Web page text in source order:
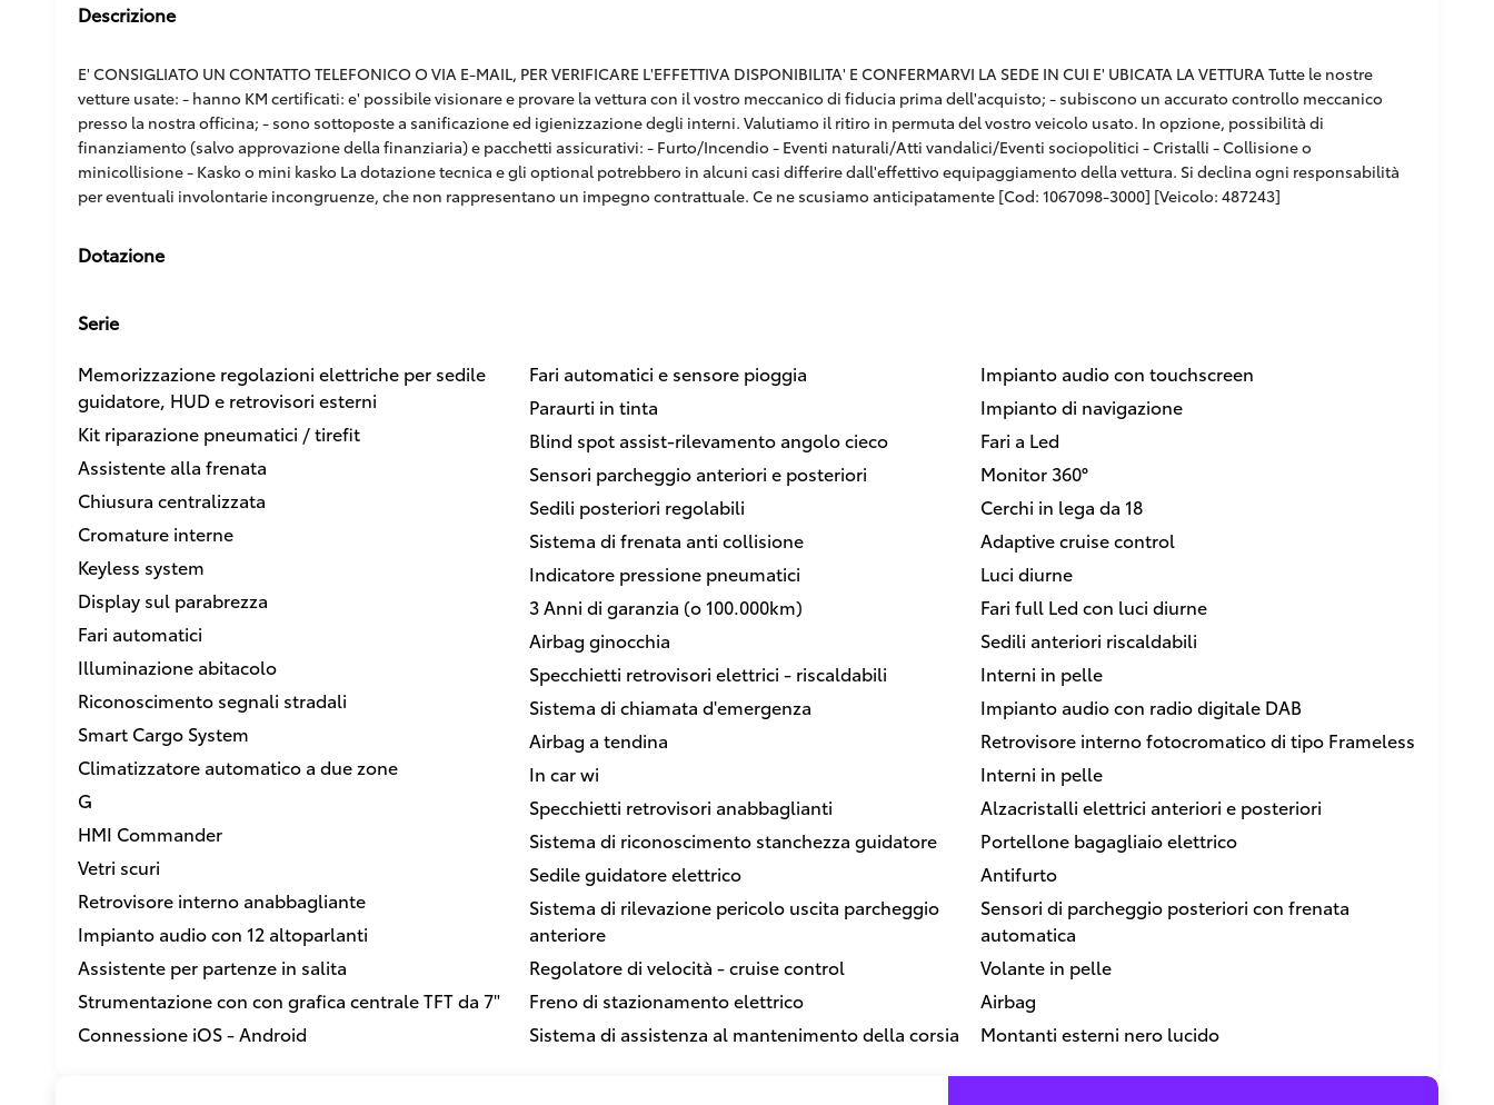
Descrizione
E' CONSIGLIATO UN CONTATTO TELEFONICO O VIA E-MAIL, PER VERIFICARE L'EFFETTIVA DISPONIBILITA' E CONFERMARVI LA SEDE IN CUI E' UBICATA LA VETTURA Tutte le nostre
vetture usate: - hanno KM certificati: e' possibile visionare e provare la vettura con il vostro meccanico di fiducia prima dell'acquisto; - subiscono un accurato controllo meccanico
presso la nostra officina; - sono sottoposte a sanificazione ed igienizzazione degli interni. Valutiamo il ritiro in permuta del vostro veicolo usato. In opzione, possibilità di
finanziamento (salvo approvazione della finanziaria) e pacchetti assicurativi: - Furto/Incendio - Eventi naturali/Atti vandalici/Eventi sociopolitici - Cristalli - Collisione o
minicollisione - Kasko o mini kasko La dotazione tecnica e gli optional potrebbero in alcuni casi differire dall'effettivo equipaggiamento della vettura. Si declina ogni responsabilità
per eventuali involontarie incongruenze, che non rappresentano un impegno contrattuale. Ce ne scusiamo anticipatamente [Cod: 1067098-3000] [Veicolo: 487243]
Dotazione
Serie
Memorizzazione regolazioni elettriche per sedile
guidatore, HUD e retrovisori esterni
Kit riparazione pneumatici / tirefit
Assistente alla frenata
Chiusura centralizzata
Cromature interne
Keyless system
Display sul parabrezza
Fari automatici
Illuminazione abitacolo
Riconoscimento segnali stradali
Smart Cargo System
Climatizzatore automatico a due zone
G
HMI Commander
Vetri scuri
Retrovisore interno anabbagliante
Impianto audio con 12 altoparlanti
Assistente per partenze in salita
Strumentazione con con grafica centrale TFT da 7"
Connessione iOS - Android
Fari automatici e sensore pioggia
Paraurti in tinta
Blind spot assist-rilevamento angolo cieco
Sensori parcheggio anteriori e posteriori
Sedili posteriori regolabili
Sistema di frenata anti collisione
Indicatore pressione pneumatici
3 Anni di garanzia (o 100.000km)
Airbag ginocchia
Specchietti retrovisori elettrici - riscaldabili
Sistema di chiamata d'emergenza
Airbag a tendina
In car wi
Specchietti retrovisori anabbaglianti
Sistema di riconoscimento stanchezza guidatore
Sedile guidatore elettrico
Sistema di rilevazione pericolo uscita parcheggio
anteriore
Regolatore di velocità - cruise control
Freno di stazionamento elettrico
Sistema di assistenza al mantenimento della corsia
Impianto audio con touchscreen
Impianto di navigazione
Fari a Led
Monitor 360°
Cerchi in lega da 18
Adaptive cruise control
Luci diurne
Fari full Led con luci diurne
Sedili anteriori riscaldabili
Interni in pelle
Impianto audio con radio digitale DAB
Retrovisore interno fotocromatico di tipo Frameless
Interni in pelle
Alzacristalli elettrici anteriori e posteriori
Portellone bagagliaio elettrico
Antifurto
Sensori di parcheggio posteriori con frenata
automatica
Volante in pelle
Airbag
Montanti esterni nero lucido